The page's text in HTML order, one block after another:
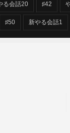
る会話20 ♯42
♯50 新やる会話1